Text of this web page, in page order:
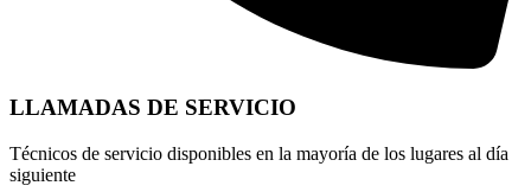
LLAMADAS DE SERVICIO
Técnicos de servicio disponibles en la mayoría de los lugares al día
siguiente